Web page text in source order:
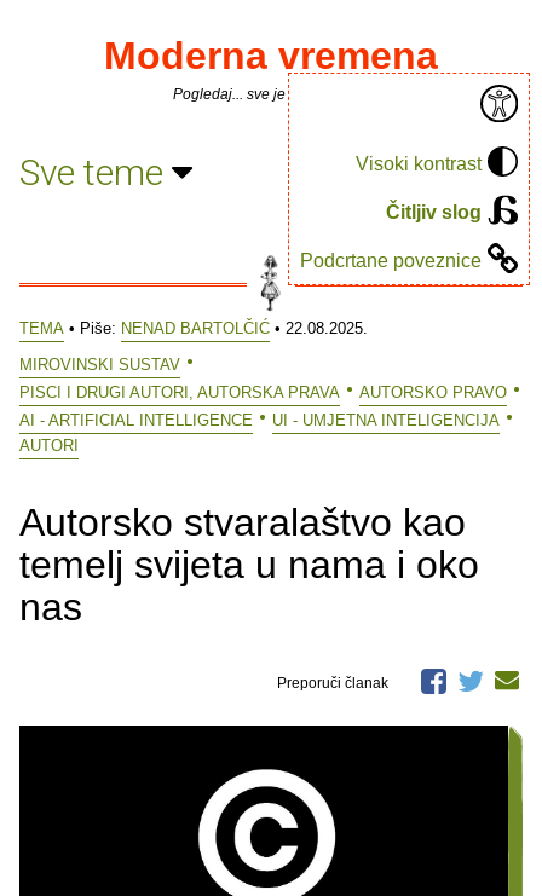
Visoki kontrast
Čitljiv slog
Podcrtane poveznice
Moderna vremena
Pogledaj... sve je puno knjiga.
Sve teme
TEMA • Piše: NENAD BARTOLČIĆ • 22.08.2025.
MIROVINSKI SUSTAV
PISCI I DRUGI AUTORI, AUTORSKA PRAVA
AUTORSKO PRAVO
AI - ARTIFICIAL INTELLIGENCE
UI - UMJETNA INTELIGENCIJA
AUTORI
Autorsko stvaralaštvo kao
temelj svijeta u nama i oko
nas
Preporuči članak